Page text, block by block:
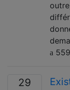
559
29